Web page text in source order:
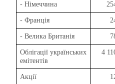
- Німеччина
- Франція
- Велика Британія
Облігації українських
емітентів
4
Акції